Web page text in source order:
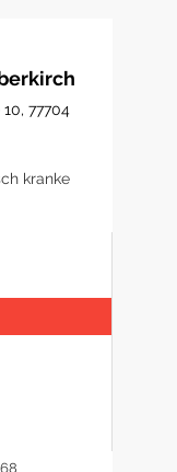
77704
kranke